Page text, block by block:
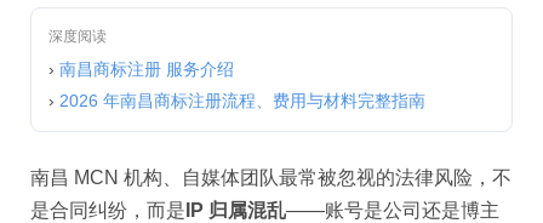
深度阅读
› 南昌商标注册 服务介绍
› 2026 年南昌商标注册流程、费用与材料完整指南
南昌 MCN 机构、自媒体团队最常被忽视的法律风险，不
是合同纠纷，而是 IP 归属混乱——账号是公司还是博主